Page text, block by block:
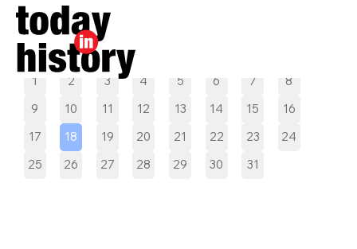
Pilih tanggal
1 2 3 4 5 6 7
8
9
10 11 12 13 14 15
16
17
18 19 20 21 22 23
24
25
26 27 28 29 30 31